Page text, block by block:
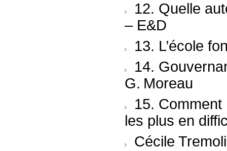
12. Quelle
– E&D
13. L’école
14.
G. Moreau
15.
les plus en
Cécile